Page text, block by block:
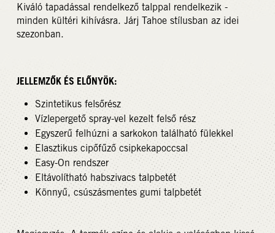
Kiváló tapadással rendelkező talppal rendelkezik -
minden kültéri kihívásra. Járj Tahoe stílusban az idei
szezonban.
JELLEMZŐK ÉS ELŐNYÖK:
Szintetikus felsőrész
Vízlepergető spray-vel kezelt felső rész
Egyszerű felhúzni a sarkokon található fülekkel
Elasztikus cipőfűző csipkekapoccsal
Easy-On rendszer
Eltávolítható habszivacs talpbetét
Könnyű, csúszásmentes gumi talpbetét